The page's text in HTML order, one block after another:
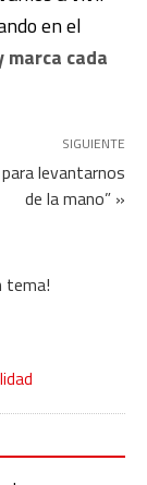
en el
cada
SIGUIENTE
levantarnos
de la mano” »
tema!